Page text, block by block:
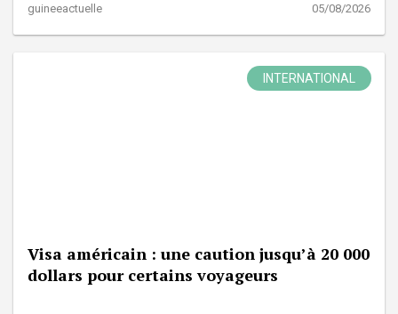
guineeactuelle 05/08/2026
INTERNATIONAL
Visa américain : une caution jusqu’à 20 000
dollars pour certains voyageurs